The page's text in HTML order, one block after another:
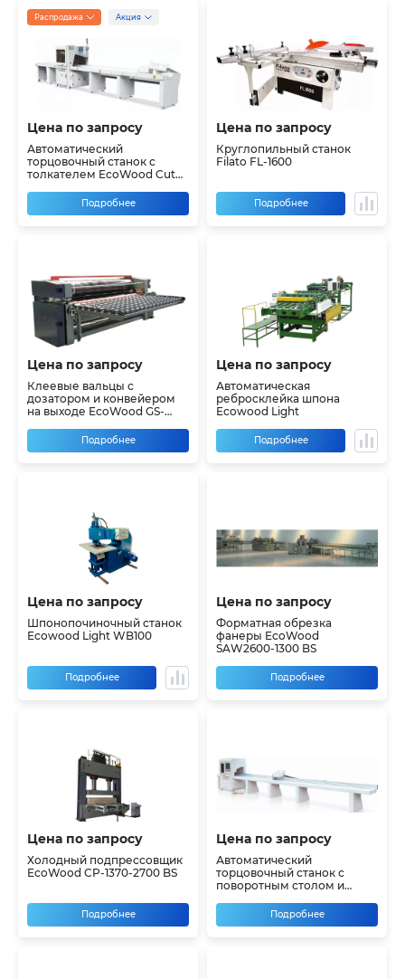
Распродажа Акция
Цена по запросу
Автоматический
торцовочный станок с
толкателем EcoWood Cut
Подробнее
Цена по запросу
Круглопильный станок
Filato FL-1600
Подробнее
Цена по запросу
Клеевые вальцы с
дозатором и конвейером
на выходе EcoWood GS-
Подробнее
Цена по запросу
Автоматическая
ребросклейка шпона
Ecowood Light
Подробнее
Цена по запросу
Шпонопочиночный станок
Ecowood Light WB100
Подробнее
Цена по запросу
Форматная обрезка
фанеры EcoWood
SAW2600-1300 BS
Подробнее
Цена по запросу
Холодный подпрессовщик
EcoWood CP-1370-2700 BS
Подробнее
Цена по запросу
Автоматический
торцовочный станок с
поворотным столом и
Подробнее